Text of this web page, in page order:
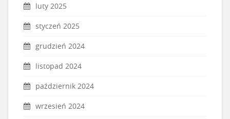
luty 2025
styczeń 2025
grudzień 2024
listopad 2024
październik 2024
wrzesień 2024